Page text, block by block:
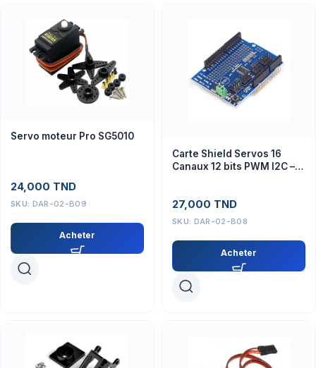
Servo moteur Pro SG5010
24,000 TND
SKU: DAR-02-B09
Acheter
Carte Shield Servos 16
Canaux 12 bits PWM I2C –
27,000 TND
SKU: DAR-02-B08
Acheter